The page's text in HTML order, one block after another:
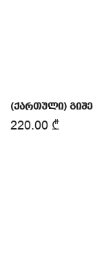
(ქართული)
220.00 ₾